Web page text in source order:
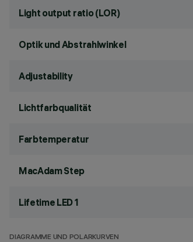
Light output ratio (LOR)
Optik und Abstrahlwinkel
Adjustability
Lichtfarbqualität
Farbtemperatur
MacAdam Step
Lifetime LED 1
DIAGRAMME UND POLARKURVEN